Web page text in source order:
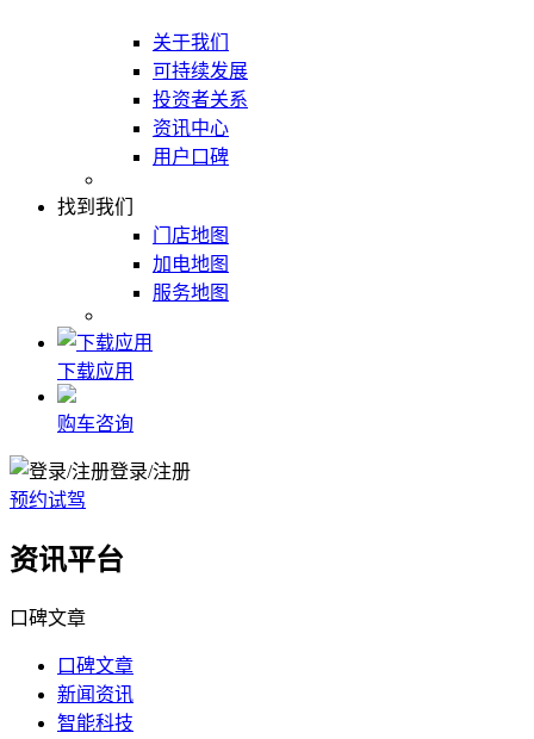
关于我们
可持续发展
投资者关系
资讯中心
用户口碑
找到我们
门店地图
加电地图
服务地图
下载应用
购车咨询
登录/注册
预约试驾
资讯平台
口碑文章
口碑文章
新闻资讯
智能科技